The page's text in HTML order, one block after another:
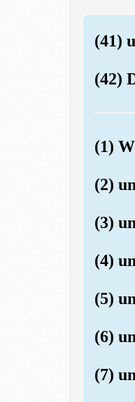
(41)
(42)
(1)
(2)
(3)
(4)
(5)
(6)
(7)